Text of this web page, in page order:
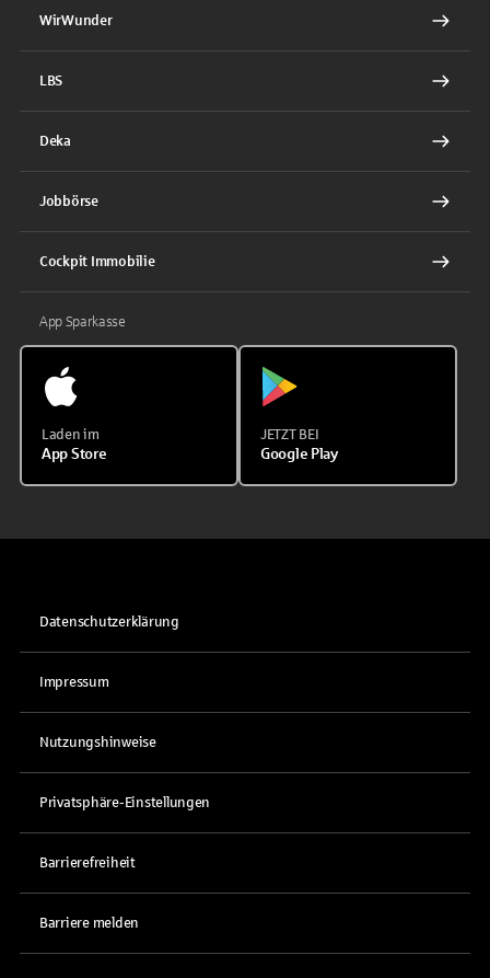
WirWunder
LBS
Deka
Jobbörse
Cockpit Immobilie
App Sparkasse
Laden im
App Store
JETZT BEI
Google Play
Datenschutzerklärung
Impressum
Nutzungshinweise
Privatsphäre-Einstellungen
Barrierefreiheit
Barriere melden